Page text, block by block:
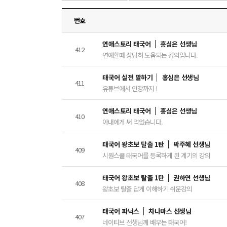
번호
412
연애스토리 태국어
홍심은 선생님
연예할때 상당히 도움되는 강의입니다.
411
태국어 실전 말하기
홍심은 선생님
유튜브에서 인강까지 !
410
연애스토리 태국어
홍심은 선생님
아내에게 써 먹었습니다.
409
태국어 왕초보 탈출 1탄
박주혜 선생님
시원스쿨 태국어를 등록하게 된 계기의 강의
408
태국어 왕초보 탈출 1탄
권하연 선생님
왕초보 탈출 답게 이해하기 쉬운강의
407
태국어 파닉스
차나마스 선생님
네이티브 선생님께 배우는 태국어!